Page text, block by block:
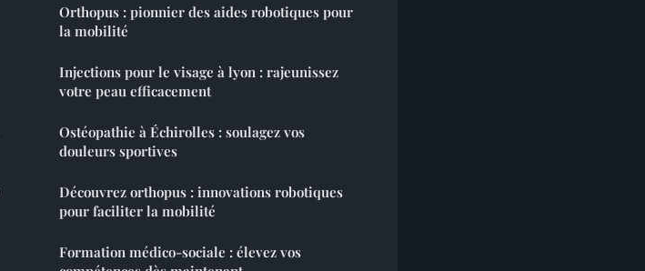
Orthopus : pionnier des aides robotiques pour
la mobilité
Injections pour le visage à lyon : rajeunissez
votre peau efficacement
Ostéopathie à Échirolles : soulagez vos
douleurs sportives
Découvrez orthopus : innovations robotiques
pour faciliter la mobilité
Formation médico-sociale : élevez vos